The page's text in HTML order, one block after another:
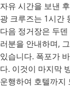
자유 시간을 보낸
광 크루즈는 1시간
다음 정거장은 두
러분을 안내하며,
있습니다. 폭포가
다. 이것이 마지막
운행하여 호텔까지